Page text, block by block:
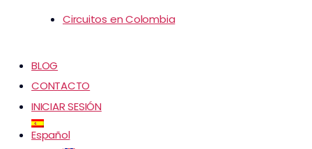
Circuitos en Colombia
BLOG
CONTACTO
INICIAR SESIÓN
Español